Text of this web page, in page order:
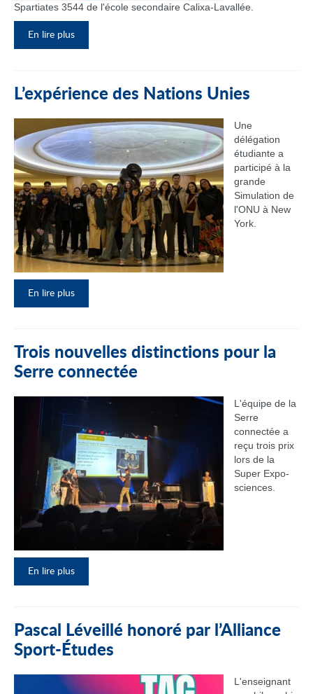
Spartiates 3544 de l'école secondaire Calixa-Lavallée.
En lire plus
L’expérience des Nations Unies
Une
délégation
étudiante a
participé à la
grande
Simulation de
l'ONU à New
York.
En lire plus
Trois nouvelles distinctions pour la
Serre connectée
L'équipe de la
Serre
connectée a
reçu trois prix
lors de la
Super Expo-
sciences.
En lire plus
Pascal Léveillé honoré par l’Alliance
Sport-Études
L'enseignant